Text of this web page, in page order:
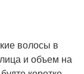
волосы в
и объем на